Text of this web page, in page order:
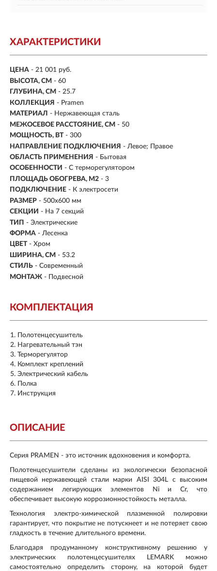
ХАРАКТЕРИСТИКИ
ЦЕНА - 21 001 руб.
ВЫСОТА, СМ - 60
ГЛУБИНА, СМ - 25.7
КОЛЛЕКЦИЯ - Pramen
МАТЕРИАЛ - Нержавеющая сталь
МЕЖОСЕВОЕ РАССТОЯНИЕ, СМ - 50
МОЩНОСТЬ, ВТ - 300
НАПРАВЛЕНИЕ ПОДКЛЮЧЕНИЯ - Левое; Правое
ОБЛАСТЬ ПРИМЕНЕНИЯ - Бытовая
ОСОБЕННОСТИ - С терморегулятором
ПЛОЩАДЬ ОБОГРЕВА, М2 - 3
ПОДКЛЮЧЕНИЕ - К электросети
РАЗМЕР - 500х600 мм
СЕКЦИИ - На 7 секций
ТИП - Электрические
ФОРМА - Лесенка
ЦВЕТ - Хром
ШИРИНА, СМ - 53.2
СТИЛЬ - Современный
МОНТАЖ - Подвесной
КОМПЛЕКТАЦИЯ
Полотенцесушитель
Нагревательный тэн
Терморегулятор
Комплект креплений
Электрический кабель
Полка
Инструкция
ОПИСАНИЕ
Серия PRAMEN - это источник вдохновения и комфорта.
Полотенцесушители сделаны из экологически безопасной
пищевой нержавеющей стали марки AISI 304L с высоким
содержанием легирующих элементов Ni и Cr, что
обеспечивает высокую коррозионностойкость металла.
Технология электро-химической плазменной полировки
гарантирует, что покрытие не потускнеет и не потеряет свою
гладкость в течение длительного времени.
Благодаря продуманному конструктивному решению у
электрических полотенцесушителях LEMARK можно
самостоятельно определить сторону, на которой будет